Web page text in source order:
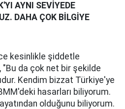
AYNI SEVİYEDE
DAHA ÇOK BİLGİYE
kesinlikle şiddetle
"Bu da çok net bir şekilde
Kendim bizzat Türkiye'ye
hasarları biliyorum.
olduğunu biliyorum.